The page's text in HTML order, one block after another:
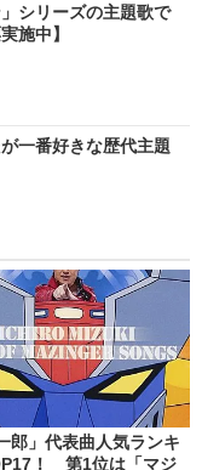
シリーズの主題歌で
施中】
一番好きな歴代主題
郎」代表曲人気ランキ
！ 第1位は「マジ